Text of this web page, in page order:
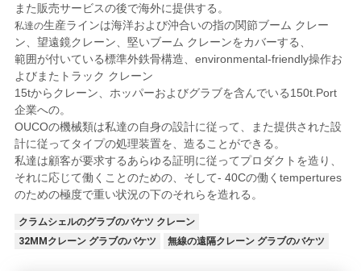
また販売サービスの後で海外に提供する。
私達の生産ラインは海洋および沖合いの指の関節ブーム クレー
ン、望遠鏡クレーン、堅いブーム クレーンをカバーする、
範囲が付いている標準外鉄骨構造、environmental-friendly操作お
よびまたトラック クレーン
15tからクレーン、ホッパーおよびグラブを含んでいる150t.Port
企業への。
OUCOの機械類は私達の自身の設計に従って、また提供された設
計に従ってタイプの処理装置を、造ることができる。
私達は顧客が要求するあらゆる証明に従ってプロダクトを造り、
それに応じて働くことのための、そして- 40Cの働くtempertures
のための極度で重い状況の下のそれらを造れる。
クラムシェルのグラブのバケツ クレーン
32MMクレーン グラブのバケツ
無線の遠隔クレーン グラブのバケツ